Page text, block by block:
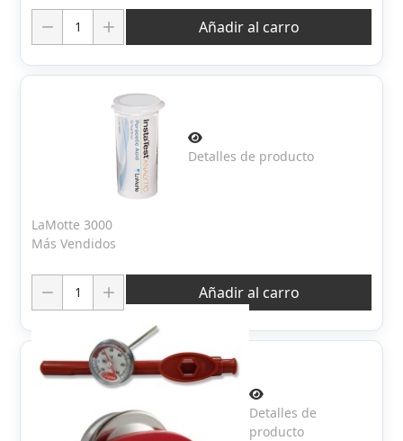
Añadir al carro
Detalles de producto
LaMotte 3000
Más Vendidos
Añadir al carro
Detalles de
producto